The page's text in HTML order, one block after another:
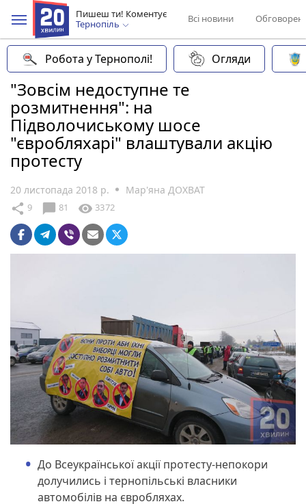
Пишеш ти! Коментує
Тернопіль
Всі новини
Робота у Тернополі! Огляди
"Зовсім недоступне те
розмитнення": на
Підволочиському шосе
"євробляхарі" влаштували акцію
протесту
20 листопада 2018 р. Мар'яна ДОХВАТ
share 9 chat_bubble 81 visibility 3372
До Всеукраїнської акції протесту-непокори
долучились і тернопільські власники
автомобілів на євробляхах.